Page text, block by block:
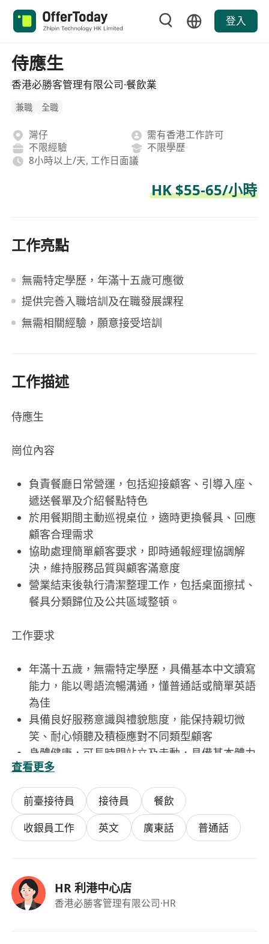
登入
侍應生
香港必勝客管理有限公司·餐飲業
兼職 全職
灣仔
需有香港工作許可
不限經驗
不限學歷
8小時以上/天, 工作日面議
HK $55-65/小時
工作亮點
無需特定學歷，年滿十五歲可應徵
提供完善入職培訓及在職發展課程
無需相關經驗，願意接受培訓
工作描述
侍應生
崗位內容
負責餐廳日常營運，包括迎接顧客、引導入座、
遞送餐單及介紹餐點特色
於用餐期間主動巡視桌位，適時更換餐具、回應
顧客合理需求
協助處理簡單顧客要求，即時通報經理協調解
決，維持服務品質與顧客滿意度
營業結束後執行清潔整理工作，包括桌面擦拭、
餐具分類歸位及公共區域整頓。
工作要求
年滿十五歲，無需特定學歷，具備基本中文讀寫
能力，能以粵語流暢溝通，懂普通話或簡單英語
為佳
具備良好服務意識與禮貌態度，能保持親切微
笑、耐心傾聽及積極應對不同類型顧客
身體健康，可長時間站立及走動，具備基本體力
承擔託盤等日常操作
守時可靠，能配合輪班安排（包括午市、晚市、
假日及突發加班），具備團隊合作精神
無需相關經驗，但曾於餐飲場所實習或兼職者優
先考慮；願意接受在職培訓並持續提升服務技巧
具市場競爭力之時薪及每月穩定出糧。
查看更多
前臺接待員 接待員
餐飲
收銀員工作
英文 廣東話 普通話
HR 利港中心店
香港必勝客管理有限公司·HR